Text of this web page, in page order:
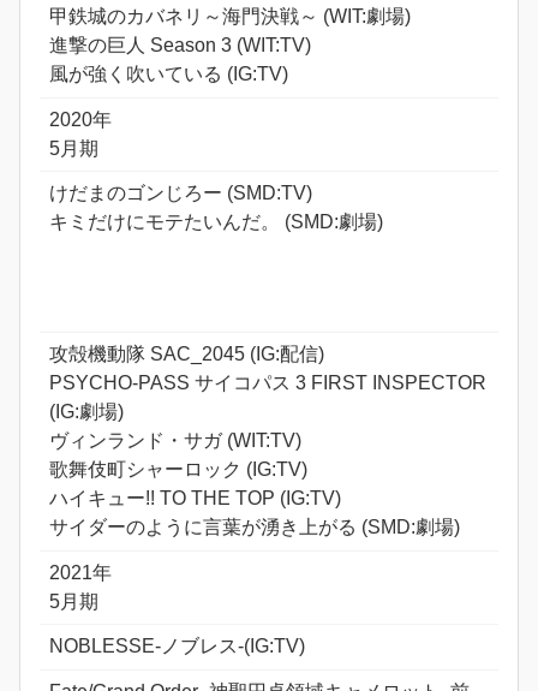
甲鉄城のカバネリ～海門決戦～ (WIT:劇場)
進撃の巨人 Season 3 (WIT:TV)
風が強く吹いている (IG:TV)
2020年
5月期
けだまのゴンじろー (SMD:TV)
キミだけにモテたいんだ。 (SMD:劇場)
攻殻機動隊 SAC_2045 (IG:配信)
PSYCHO-PASS サイコパス 3 FIRST INSPECTOR
(IG:劇場)
ヴィンランド・サガ (WIT:TV)
歌舞伎町シャーロック (IG:TV)
ハイキュー!! TO THE TOP (IG:TV)
サイダーのように言葉が湧き上がる (SMD:劇場)
2021年
5月期
NOBLESSE-ノブレス-(IG:TV)